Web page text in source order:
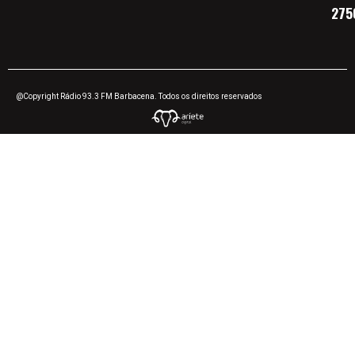
@Copyright Rádio 93.3 FM Barbacena. Todos os direitos reservados